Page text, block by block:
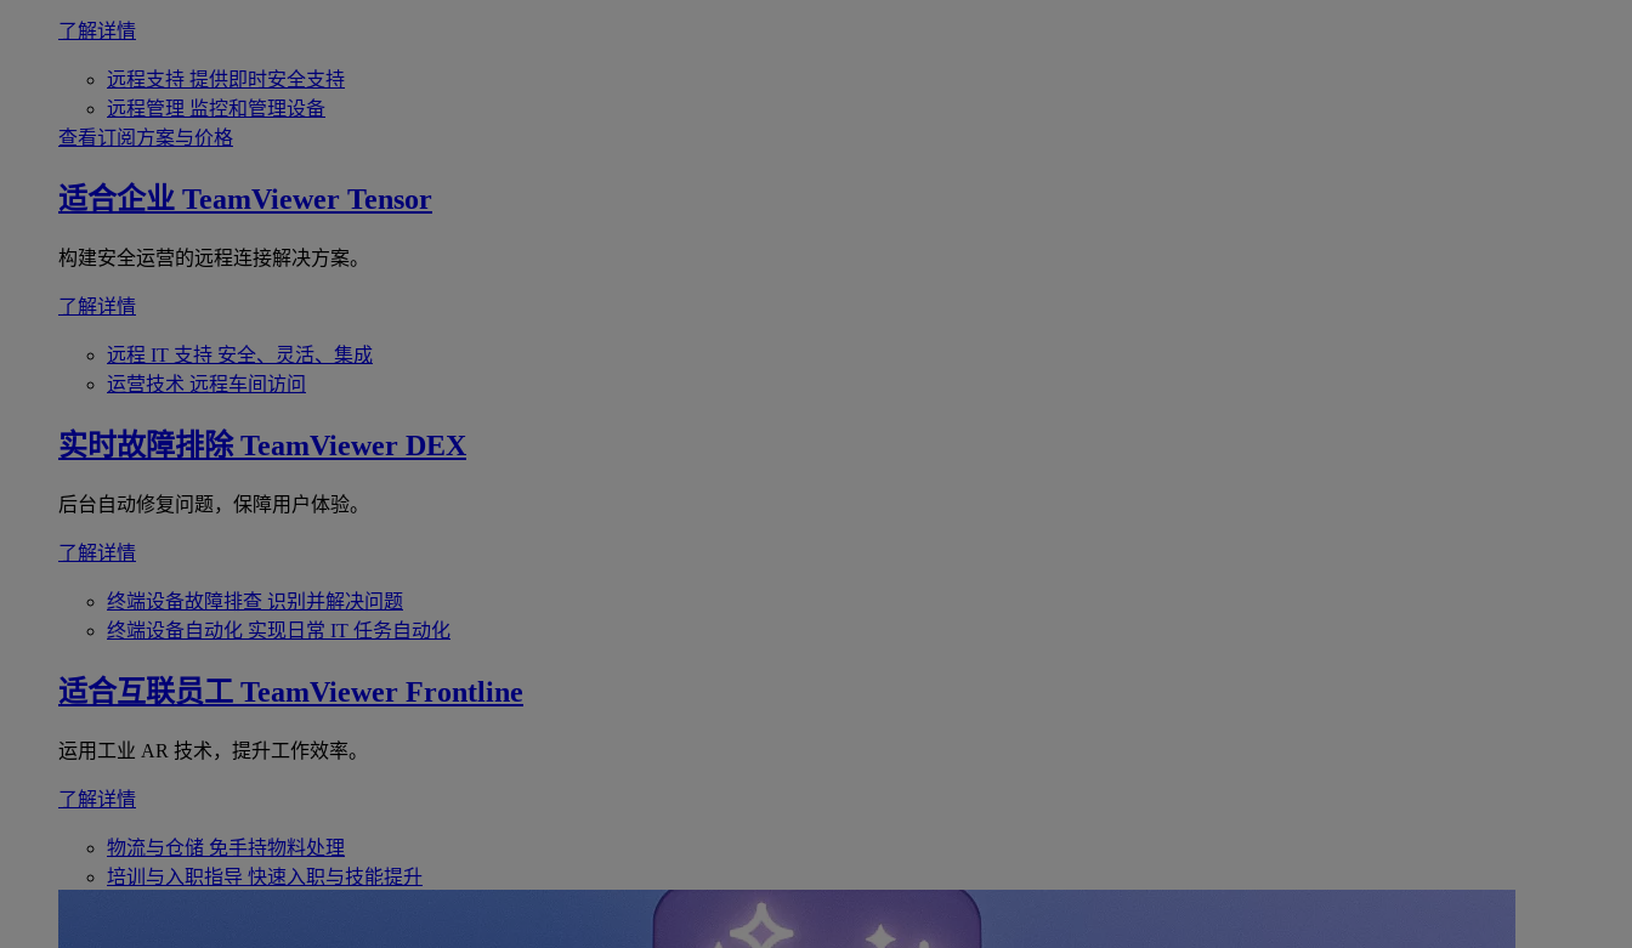
了解详情
远程支持 提供即时安全支持
远程管理 监控和管理设备
查看订阅方案与价格
适合企业 TeamViewer Tensor
构建安全运营的远程连接解决方案。
了解详情
远程 IT 支持 安全、灵活、集成
运营技术 远程车间访问
实时故障排除 TeamViewer DEX
后台自动修复问题，保障用户体验。
了解详情
终端设备故障排查 识别并解决问题
终端设备自动化 实现日常 IT 任务自动化
适合互联员工 TeamViewer Frontline
运用工业 AR 技术，提升工作效率。
了解详情
物流与仓储 免手持物料处理
培训与入职指导 快速入职与技能提升